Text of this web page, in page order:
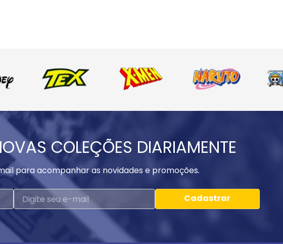
COLEÇÕES DIARIAMENTE
para acompanhar as novidades e promoções.
Cadastrar